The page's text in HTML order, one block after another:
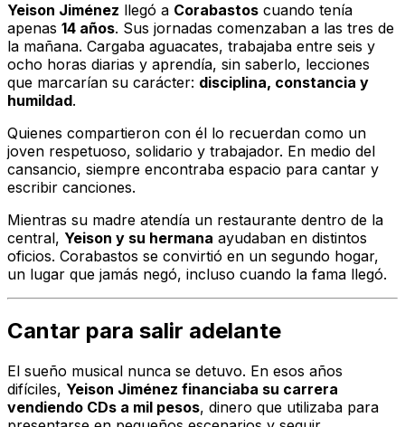
Yeison Jiménez llegó a Corabastos cuando tenía
apenas 14 años. Sus jornadas comenzaban a las tres de
la mañana. Cargaba aguacates, trabajaba entre seis y
ocho horas diarias y aprendía, sin saberlo, lecciones
que marcarían su carácter: disciplina, constancia y
humildad.
Quienes compartieron con él lo recuerdan como un
joven respetuoso, solidario y trabajador. En medio del
cansancio, siempre encontraba espacio para cantar y
escribir canciones.
Mientras su madre atendía un restaurante dentro de la
central, Yeison y su hermana ayudaban en distintos
oficios. Corabastos se convirtió en un segundo hogar,
un lugar que jamás negó, incluso cuando la fama llegó.
Cantar para salir adelante
El sueño musical nunca se detuvo. En esos años
difíciles, Yeison Jiménez financiaba su carrera
vendiendo CDs a mil pesos, dinero que utilizaba para